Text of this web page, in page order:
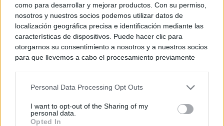
como para desarrollar y mejorar productos. Con su permiso,
nosotros y nuestros socios podemos utilizar datos de
localización geográfica precisa e identificación mediante las
características de dispositivos. Puede hacer clic para
otorgarnos su consentimiento a nosotros y a nuestros socios
para que llevemos a cabo el procesamiento previamente
negar su consentimiento. Tenga en cuenta que algún
de su consentimiento, pero usted tiene el derecho de
rechazar tal procesamiento. Sus preferencias se aplicarán
Personal Data Processing Opt Outs
I want to opt-out of the Sharing of my
personal data.
Opted In